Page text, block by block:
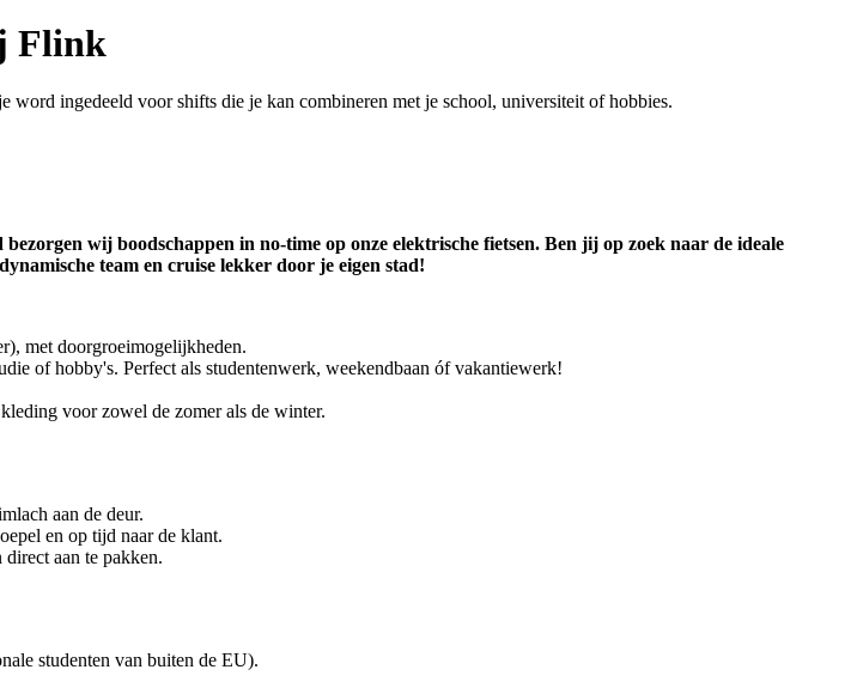
Flink
word ingedeeld voor shifts die je kan combineren met je school, universiteit of hobbies.
wij boodschappen in no-time op onze elektrische fietsen. Ben jij op zoek naar de ideale
team en cruise lekker door je eigen stad!
met doorgroeimogelijkheden.
of hobby's. Perfect als studentenwerk, weekendbaan óf vakantiewerk!
voor zowel de zomer als de winter.
aan de deur.
en op tijd naar de klant.
aan te pakken.
studenten van buiten de EU).